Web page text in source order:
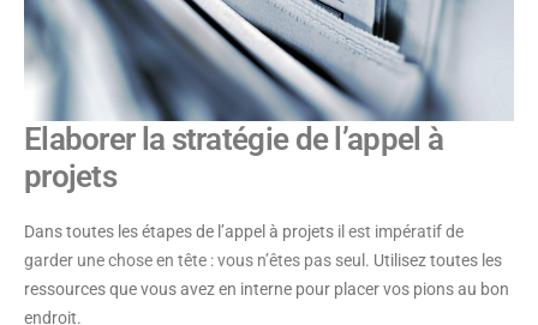
Elaborer la stratégie de l’appel à
projets
Dans toutes les étapes de l’appel à projets il est impératif de
garder une chose en tête : vous n’êtes pas seul . Utilisez toutes les
ressources que vous avez en interne pour placer vos pions au bon
endroit.